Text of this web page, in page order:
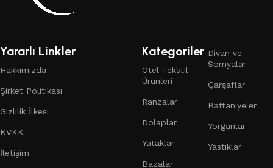
Yararlı Linkler
Hakkımızda
Şirket Politikası
Gizlilik İlkesi
KVKK
İletişim
Kategoriler
Otel Tekstil
Ürünleri
Ranzalar
Dolaplar
Yataklar
Bazalar
Divan ve
Somyalar
Çarşaflar
Battaniyeler
Yorganlar
Yastıklar